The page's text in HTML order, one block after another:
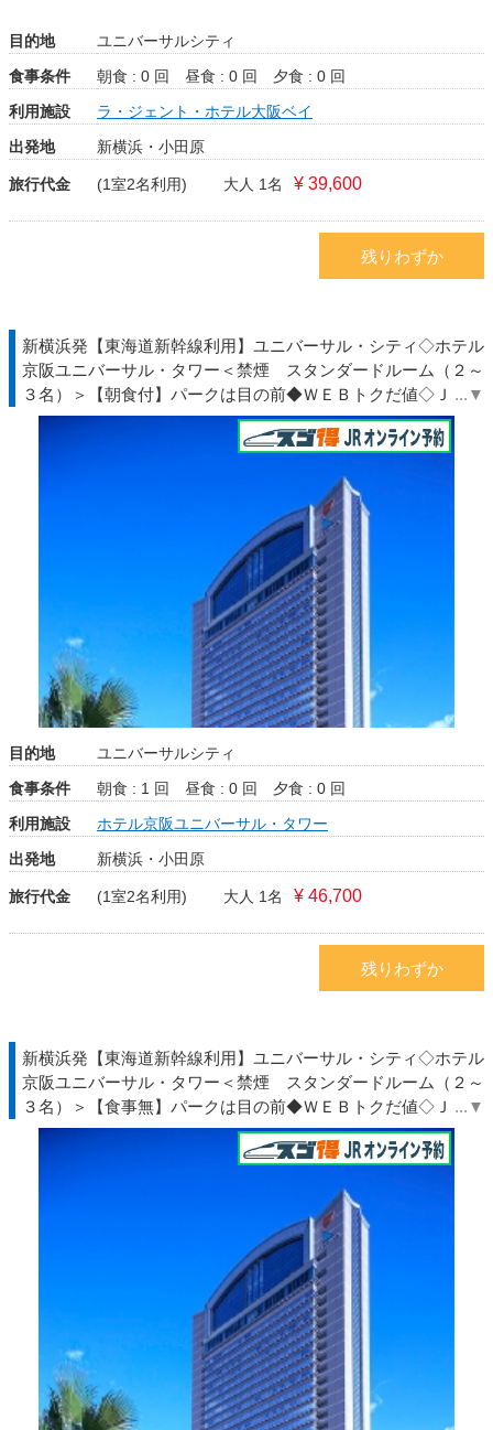
目的地
ユニバーサルシティ
食事条件
朝食 : 0 回 昼食 : 0 回
夕食 : 0 回
利用施設
ラ・ジェント・ホテル大阪ベイ
出発地
新横浜・小田原
旅行代金 (1室2名利用) 大人 1名 ¥ 39,600
残りわずか
新横浜発【東海道新幹線利用】ユニバーサル・シティ◇ホテル
京阪ユニバーサル・タワー＜禁煙 スタンダードルーム（２～
３名）＞【朝食付】パークは目の前◆ＷＥＢトクだ値◇ＪＲ駅
受取
目的地
ユニバーサルシティ
食事条件
朝食 : 1 回 昼食 : 0 回
夕食 : 0 回
利用施設
ホテル京阪ユニバーサル・タワー
出発地
新横浜・小田原
旅行代金 (1室2名利用) 大人 1名 ¥ 46,700
残りわずか
新横浜発【東海道新幹線利用】ユニバーサル・シティ◇ホテル
京阪ユニバーサル・タワー＜禁煙 スタンダードルーム（２～
３名）＞【食事無】パークは目の前◆ＷＥＢトクだ値◇ＪＲ駅
受取